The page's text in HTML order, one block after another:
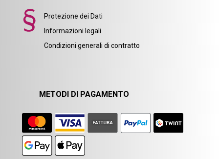
Protezione dei Dati
Informazioni legali
Condizioni generali di contratto
METODI DI PAGAMENTO